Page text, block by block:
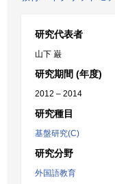
研究代表者
山下 巌
研究期間 (年度)
2012 – 2014
研究種目
基盤研究(C)
研究分野
外国語教育